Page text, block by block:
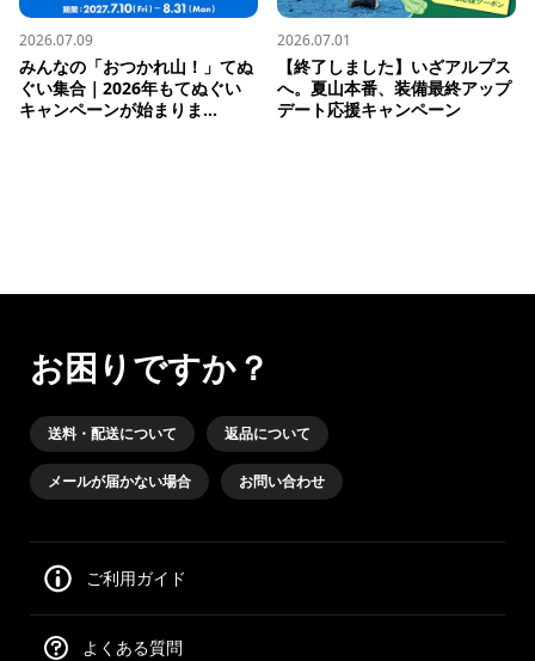
2026.07.09
みんなの「おつかれ山！」てぬ
ぐい集合｜2026年もてぬぐい
キャンペーンが始まりま...
2026.07.01
【終了しました】いざアルプス
へ。夏山本番、装備最終アップ
デート応援キャンペーン
お困りですか？
送料・配送について 返品について
メールが届かない場合 お問い合わせ
ご利用ガイド
よくある質問